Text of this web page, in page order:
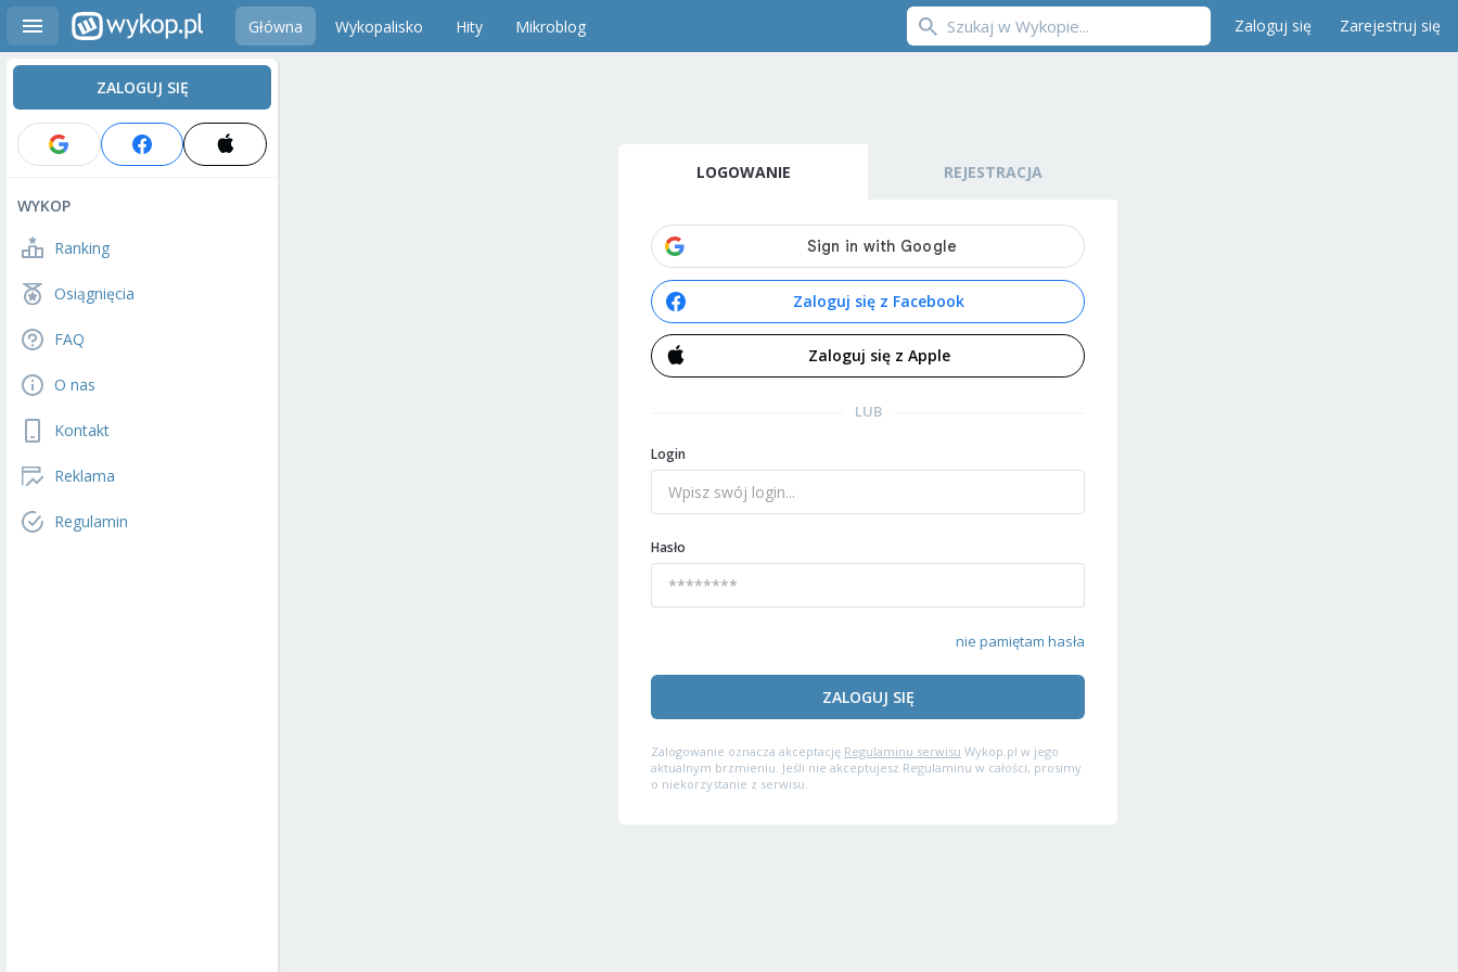
Główna Wykopalisko Hity Mikroblog Zaloguj się Zarejestruj się
ZALOGUJ SIĘ
WYKOP
Ranking
Osiągnięcia
FAQ
O nas
Kontakt
Reklama
Regulamin
LOGOWANIE REJESTRACJA
Zaloguj się z Facebook
Zaloguj się z Apple
LUB
Login
Hasło
nie pamiętam hasła
ZALOGUJ SIĘ
Zalogowanie oznacza akceptację Regulaminu serwisu Wykop.pl w jego
aktualnym brzmieniu. Jeśli nie akceptujesz Regulaminu w całości, prosimy
o niekorzystanie z serwisu.